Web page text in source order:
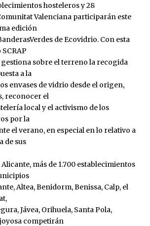
hosteleros y 28
Valenciana participarán este
edición
de Ecovidrio. Con esta
sobre el terreno la recogida
a la
envases de vidrio desde el origen,
reconocer el
local y el activismo de los
por la
el verano, en especial en lo relativo a
de sus
más de 1.700 establecimientos
Altea, Benidorm, Benissa, Calp, el
Jávea, Orihuela, Santa Pola,
competirán